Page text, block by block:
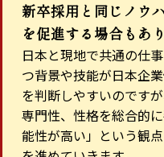
新卒採用と同じノウ
を促進する場合もあり
日本と現地で共通の仕
つ背景や技能が日本企
を判断しやすいのです
専門性、性格を総合的
能性が高い」という観